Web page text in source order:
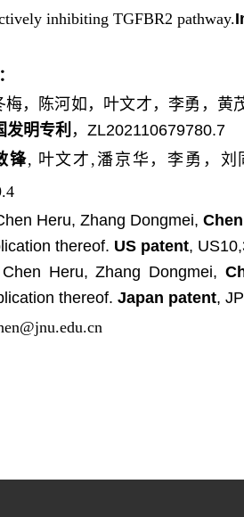
inhibiting TGFBR2 pathway.
梅，陈河如，叶文才，李勇，
发明专利 ，ZL202110679780.7
锋, 叶文才,潘京华，李勇，
Heru, Zhang Dongmei,
thereof. US patent,
Heru, Zhang Dongmei,
thereof.Japan patent,